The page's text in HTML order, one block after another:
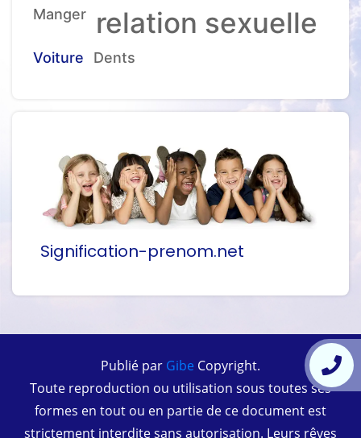
Manger relation sexuelle
Voiture Dents
Signification-prenom.net
Publié par Gibe Copyright.
Toute reproduction ou utilisation sous toutes ses
formes en tout ou en partie de ce document est
strictement interdite sans autorisation. Leurs rêves